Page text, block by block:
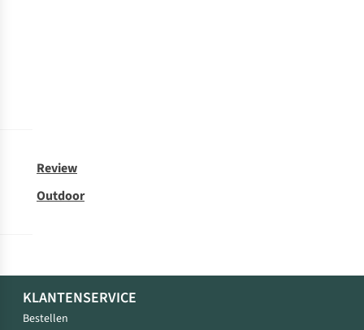
Review
Outdoor
KLANTENSERVICE
Bestellen